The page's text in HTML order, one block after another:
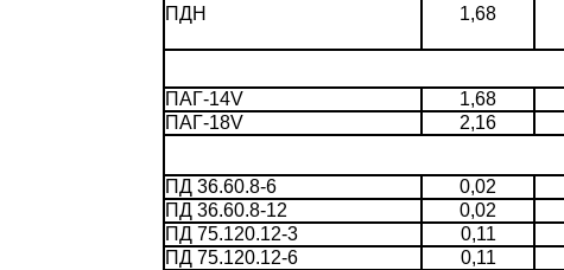
ПДН 1,68
ПАГ-14V
1,68
ПАГ-18V
2,16
ПД 36.60.8-6
0,02
ПД 36.60.8-12
0,02
ПД 75.120.12-3
0,11
ПД 75.120.12-6
0,11